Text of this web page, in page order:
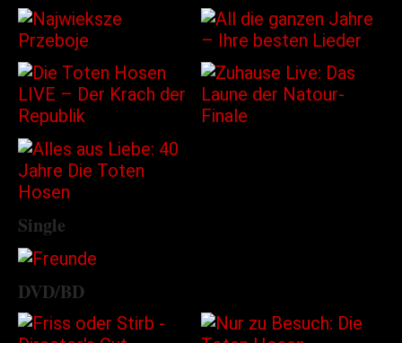
Single
DVD/BD